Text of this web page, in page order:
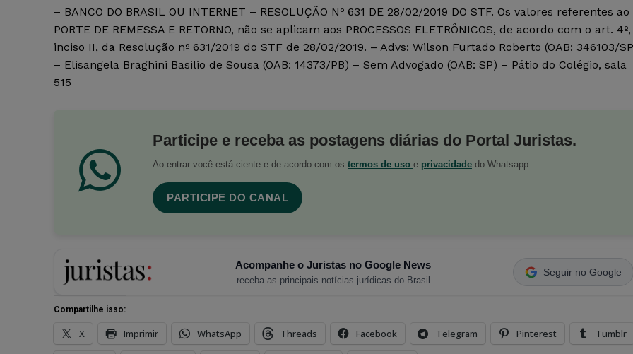
– BANCO DO BRASIL OU INTERNET – RESOLUÇÃO Nº 631 DE 28/02/2019 DO STF. Os valores referentes ao
PORTE DE REMESSA E RETORNO, não se aplicam aos PROCESSOS ELETRÔNICOS, de acordo com o art. 4º,
inciso II, da Resolução nº 631/2019 do STF de 28/02/2019. – Advs: Wilson Furtado Roberto (OAB: 346103/
– Elisangela Braghini Basilio de Sousa (OAB: 14373/PB) – Sem Advogado (OAB: SP) – Pátio do Colégio, sala
515
Participe e receba as postagens diárias do Portal Juristas.
Ao entrar você está ciente e de acordo com os termos de uso e privacidade do Whatsapp.
PARTICIPE DO CANAL
Acompanhe o Juristas no Google News
receba as principais notícias jurídicas do Brasil
Seguir no Google
Compartilhe isso:
X Imprimir WhatsApp Threads Facebook Telegram Pinterest Tumblr